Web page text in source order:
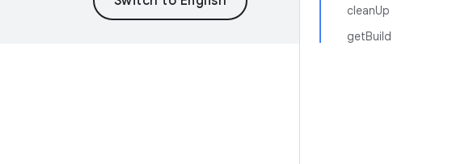
cleanUp
getBuild